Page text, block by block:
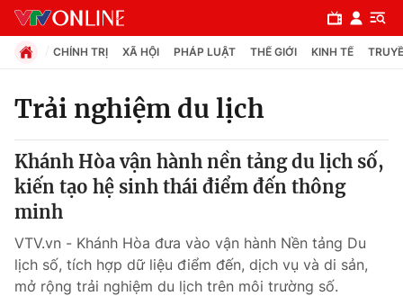
Chuyên mục
Chính trị
Pháp luật
CHÍNH TRỊ XÃ HỘI PHÁP LUẬT THẾ GIỚI KINH TẾ
Trải nghiệm du lịch
Khánh Hòa vận hành nền tảng du lịch số,
kiến tạo hệ sinh thái điểm đến thông
minh
VTV.vn - Khánh Hòa đưa vào vận hành Nền tảng Du
lịch số, tích hợp dữ liệu điểm đến, dịch vụ và di sản,
mở rộng trải nghiệm du lịch trên môi trường số.